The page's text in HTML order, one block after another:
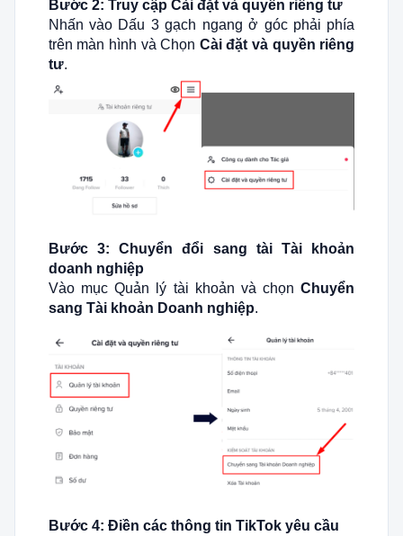
Bước 2: Truy cập Cài đặt và quyền riêng tư
Nhấn vào Dấu 3 gạch ngang ở góc phải phía
trên màn hình và Chọn Cài đặt và quyền riêng
tư.
Bước 3: Chuyển đổi sang tài Tài khoản
doanh nghiệp
Vào mục Quản lý tài khoản và chọnChuyển
sang Tài khoản Doanh nghiệp.
Bước 4: Điền các thông tin TikTok yêu cầu